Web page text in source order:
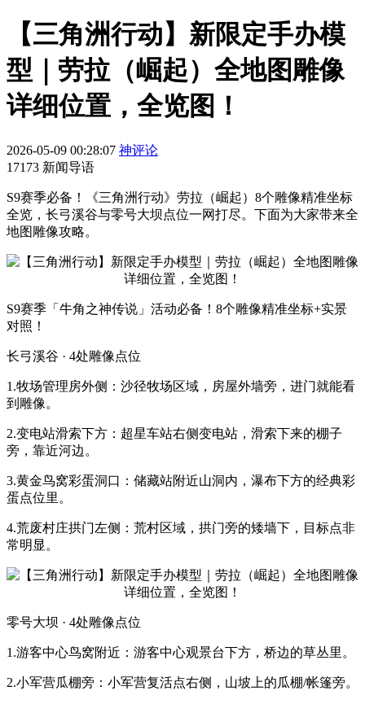
【三角洲行动】新限定手办模
型｜劳拉（崛起）全地图雕像
详细位置，全览图！
2026-05-09 00:28:07 神评论
17173 新闻导语
S9赛季必备！《三角洲行动》劳拉（崛起）8个雕像精准坐标
全览，长弓溪谷与零号大坝点位一网打尽。下面为大家带来全
地图雕像攻略。
S9赛季「牛角之神传说」活动必备！8个雕像精准坐标+实景
对照！
长弓溪谷 · 4处雕像点位
1.牧场管理房外侧：沙径牧场区域，房屋外墙旁，进门就能看
到雕像。
2.变电站滑索下方：超星车站右侧变电站，滑索下来的棚子
旁，靠近河边。
3.黄金鸟窝彩蛋洞口：储藏站附近山洞内，瀑布下方的经典彩
蛋点位里。
4.荒废村庄拱门左侧：荒村区域，拱门旁的矮墙下，目标点非
常明显。
零号大坝 · 4处雕像点位
1.游客中心鸟窝附近：游客中心观景台下方，桥边的草丛里。
2.小军营瓜棚旁：小军营复活点右侧，山坡上的瓜棚/帐篷旁。